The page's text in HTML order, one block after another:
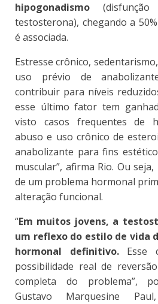
hipogonadismo
testosterona), chegando a
é associada.
Estresse crônico,
uso prévio de
contribuir para níveis
esse último fator tem
visto casos frequentes de
abuso e uso crônico de
anabolizante para fins
muscular”, afirma Rio. Ou
de um problema hormonal
alteração funcional.
“Em muitos jovens, a
um reflexo do estilo de vida
hormonal definitivo.Esse
possibilidade real de
completa do problema”,
Gustavo Marquesine